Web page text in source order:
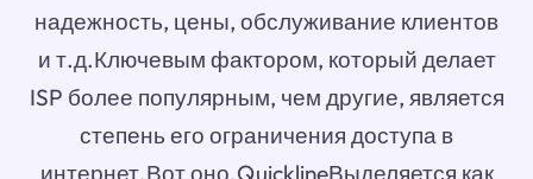
надежность, цены, обслуживание клиентов
и т.д.Ключевым фактором, который делает
ISP более популярным, чем другие, является
степень его ограничения доступа в